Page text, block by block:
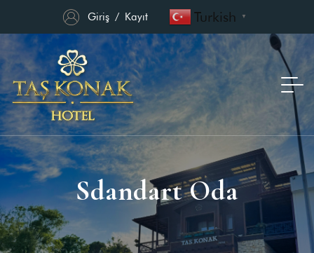
Giriş / Kayıt Turkish ▼
Sdandart Oda